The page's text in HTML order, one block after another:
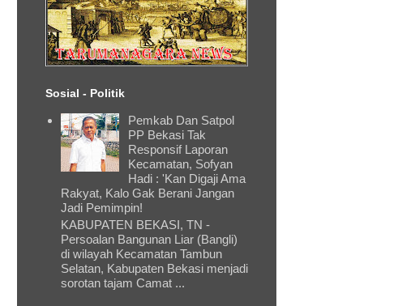
Sosial - Politik
Pemkab Dan Satpol
PP Bekasi Tak
Responsif Laporan
Kecamatan, Sofyan
Hadi : 'Kan Digaji Ama
Rakyat, Kalo Gak Berani Jangan
Jadi Pemimpin!
KABUPATEN BEKASI, TN -
Persoalan Bangunan Liar (Bangli)
di wilayah Kecamatan Tambun
Selatan, Kabupaten Bekasi menjadi
sorotan tajam Camat ...